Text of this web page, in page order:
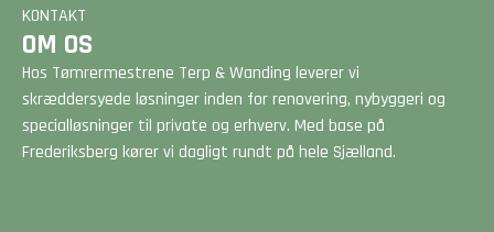
KONTAKT
OM OS
Hos Tømrermestrene Terp & Wanding leverer vi
skræddersyede løsninger inden for renovering, nybyggeri og
specialløsninger til private og erhverv. Med base på
Frederiksberg kører vi dagligt rundt på hele Sjælland.